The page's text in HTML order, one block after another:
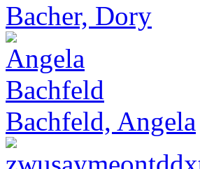
Bacher, Dory
Bachfeld, Angela